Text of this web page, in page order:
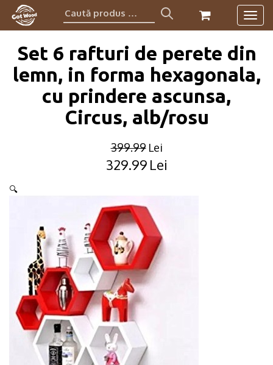
Caută
produs:
Set 6 rafturi de perete din
lemn, in forma hexagonala,
cu prindere ascunsa,
Circus, alb/rosu
399.99 Lei
Original
399.99lei.
329.99 Lei
Current
329.99lei.
🔍